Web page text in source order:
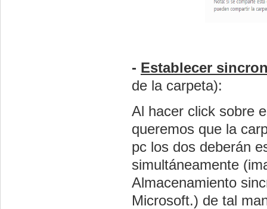
- Establecer
de la carpeta):
Al hacer click sobre
queremos que la
pc los dos deberán
simultáneamente
Almacenamiento
Microsoft.) de tal